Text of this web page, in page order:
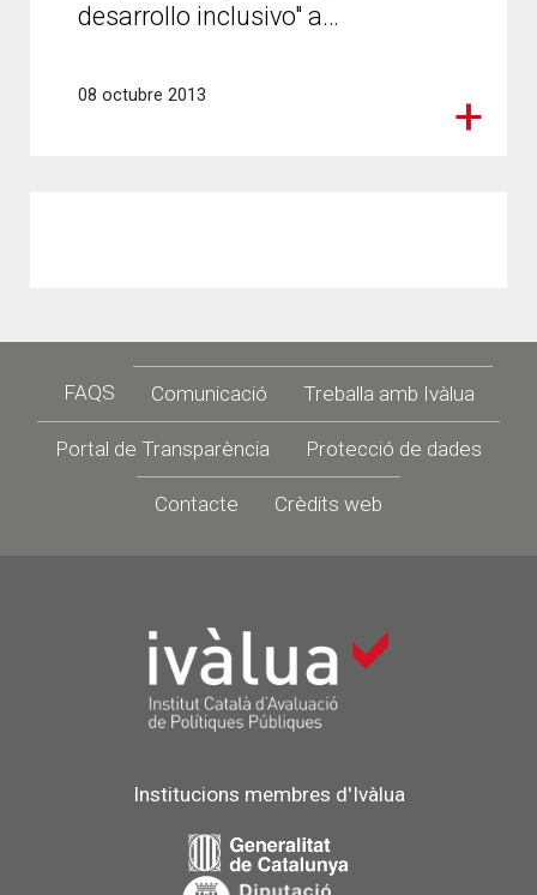
desarrollo inclusivo" a…
08 octubre 2013
Footer
FAQS Comunicació Treballa amb Ivàlua
Portal de Transparència Protecció de dades
Contacte Crèdits web
Institucions membres d'Ivàlua